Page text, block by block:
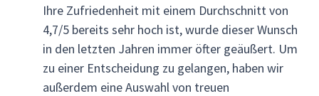
Ihre Zufriedenheit mit einem Durchschnitt von
4,7/5 bereits sehr hoch ist, wurde dieser Wunsch
in den letzten Jahren immer öfter geäußert. Um
zu einer Entscheidung zu gelangen, haben wir
außerdem eine Auswahl von treuen